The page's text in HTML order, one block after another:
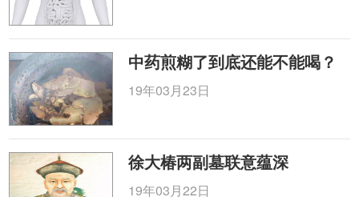
中药煎糊了到底还能不能喝？
19年03月23日
徐大椿两副墓联意蕴深
19年03月22日